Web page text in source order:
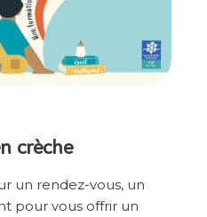
crèche
un rendez-vous, un
pour vous offrir un